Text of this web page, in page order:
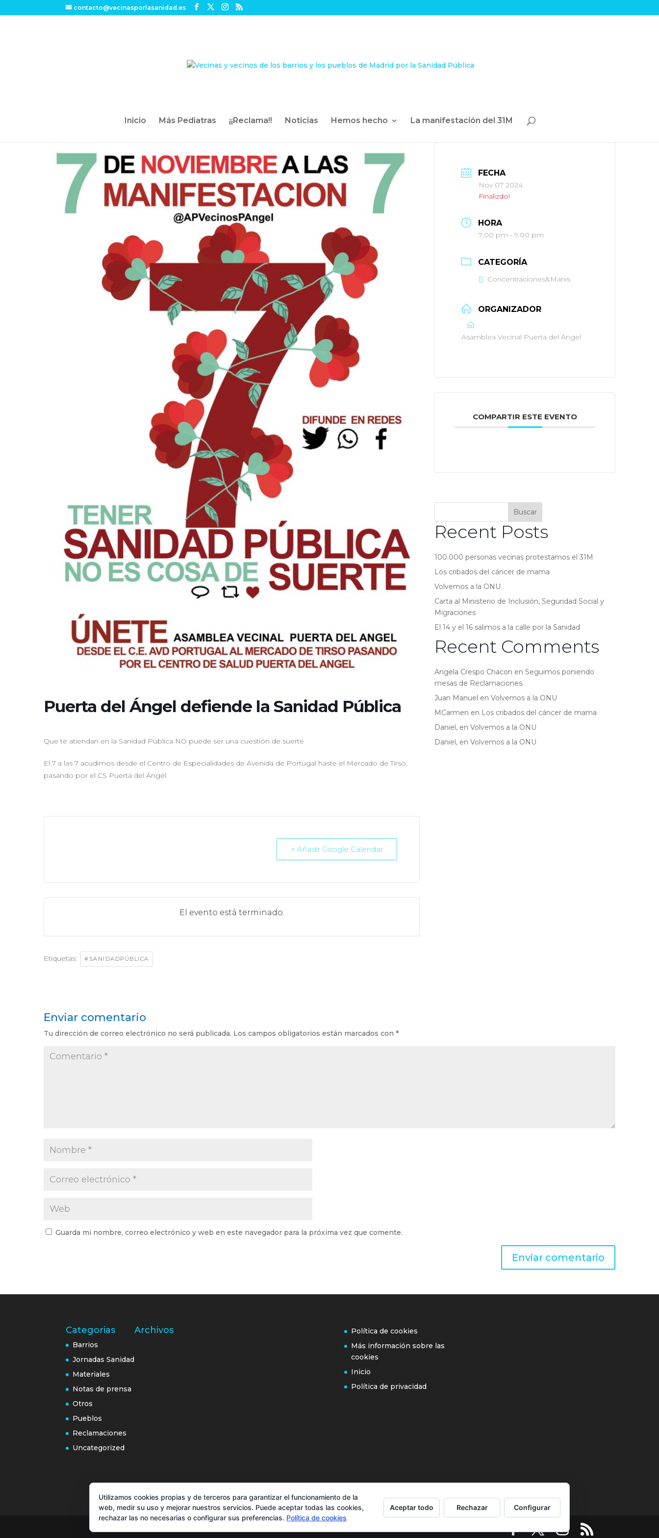
contacto@vecinasporlasanidad.es
Inicio Más Pediatras ¡¡Reclama!! Noticias Hemos hecho La manifestación del 31M
Puerta del Ángel defiende la Sanidad Pública
Que te atiendan en la Sanidad Pública NO puede ser una cuestión de suerte
El 7 a las 7 acudimos desde el Centro de Especialidades de Avenida de Portugal haste el Mercado de Tirso,
pasando por el CS Puerta del Ángel
+ Añadir Google Calendar
El evento está terminado.
Etiquetas: #SANIDADPÚBLICA
FECHA
Nov 07 2024
Finalizdo!
HORA
7:00 pm - 9:00 pm
CATEGORÍA
Concentraciones&Manis
ORGANIZADOR
Asamblea Vecinal Puerta del Ángel
COMPARTIR ESTE EVENTO
Buscar
Recent Posts
100.000 personas vecinas protestamos el 31M
Los cribados del cáncer de mama
Volvemos a la ONU
Carta al Ministerio de Inclusión, Seguridad Social y
Migraciones
El 14 y el 16 salimos a la calle por la Sanidad
Recent Comments
Angela Crespo Chacon enSeguimos poniendo
mesas de Reclamaciones.
Juan Manuel enVolvemos a la ONU
MCarmen en Los cribados del cáncer de mama
Daniel, enVolvemos a la ONU
Daniel, enVolvemos a la ONU
Enviar comentario
Tu dirección de correo electrónico no será publicada. Los campos obligatorios están marcados con *
Guarda mi nombre, correo electrónico y web en este navegador para la próxima vez que comente.
Categorias
Barrios
Jornadas Sanidad
Materiales
Notas de prensa
Otros
Pueblos
Reclamaciones
Uncategorized
Archivos
Política de cookies
Más información sobre las
cookies
Inicio
Política de privacidad
Utilizamos cookies propias y de terceros para garantizar el funcionamiento de la
web, medir su uso y mejorar nuestros servicios. Puede aceptar todas las cookies,
rechazar las no necesarias o configurar sus preferencias. Política de cookies
Aceptar todo Rechazar Configurar